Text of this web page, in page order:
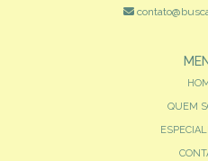
QUEM